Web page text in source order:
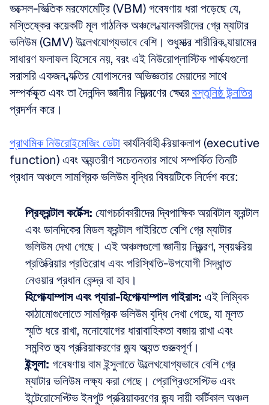
ভক্সেল-ভিত্তিক মরফোমেট্রি (VBM) গবেষণায় ধরা পড়েছে যে,
মস্তিষ্কের কয়েকটি মূল গাঠনিক অঞ্চলে ধ্যানকারীদের গ্রে ম্যাটার
ভলিউম (GMV) উল্লেখযোগ্যভাবে বেশি। শুধুমাত্র শারীরিক ব্যায়ামের
সাধারণ ফলাফল হিসেবে নয়, বরং এই নিউরোপ্লাস্টিক পার্থক্যগুলো
সরাসরি একজন ব্যক্তির যোগাসনের অভিজ্ঞতার মেয়াদের সাথে
সম্পর্কযুক্ত এবং তা দৈনন্দিন জ্ঞানীয় নিয়ন্ত্রণের ক্ষেত্রে বস্তুনিষ্ঠ উন্নতির
প্রদর্শন করে।
প্রাথমিক নিউরোইমেজিং ডেটা কার্যনির্বাহী ক্রিয়াকলাপ (executive
function) এবং অভ্যন্তরীণ সচেতনতার সাথে সম্পর্কিত তিনটি
প্রধান অঞ্চলে সামগ্রিক ভলিউম বৃদ্ধির বিষয়টিকে নির্দেশ করে:
প্রিফ্রন্টাল কর্টেক্স: যোগচর্চাকারীদের দ্বিপাক্ষিক অরবিটাল ফ্রন্টাল
এবং ডানদিকের মিডল ফ্রন্টাল গাইরিতে বেশি গ্রে ম্যাটার
ভলিউম দেখা গেছে। এই অঞ্চলগুলো জ্ঞানীয় নিয়ন্ত্রণ, স্বয়ংক্রিয়
প্রতিক্রিয়ার প্রতিরোধ এবং পরিস্থিতি-উপযোগী সিদ্ধান্ত
নেওয়ার প্রধান কেন্দ্র বা হাব।
হিপোক্যাম্পাস এবং প্যারা-হিপোক্যাম্পাল গাইরাস: এই লিম্বিক
কাঠামোগুলোতে সামগ্রিক ভলিউম বৃদ্ধি দেখা গেছে, যা মূলত
স্মৃতি ধরে রাখা, মনোযোগের ধারাবাহিকতা বজায় রাখা এবং
সমন্বিত তথ্য প্রক্রিয়াকরণের জন্য অত্যন্ত গুরুত্বপূর্ণ।
ইন্সুলা: গবেষণায় বাম ইন্সুলাতে উল্লেখযোগ্যভাবে বেশি গ্রে
ম্যাটার ভলিউম লক্ষ্য করা গেছে। প্রোপ্রিওসেপ্টিভ এবং
ইন্টেরোসেপ্টিভ ইনপুট প্রক্রিয়াকরণের জন্য দায়ী কর্টিকাল অঞ্চল